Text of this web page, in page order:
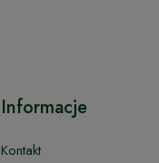
Informacje
Kontakt